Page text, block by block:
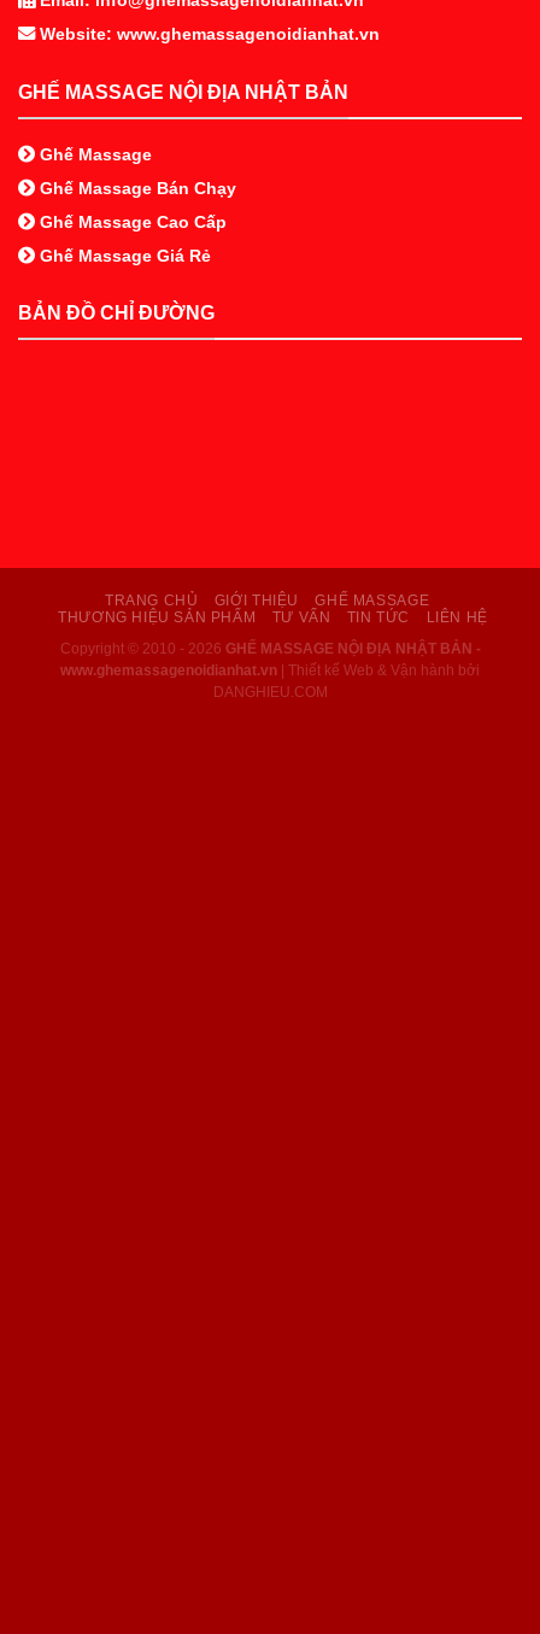
Website: www.ghemassagenoidianhat.vn
GHẾ MASSAGE NỘI ĐỊA NHẬT BẢN
Ghế Massage
Ghế Massage Bán Chạy
Ghế Massage Cao Cấp
Ghế Massage Giá Rẻ
BẢN ĐỒ CHỈ ĐƯỜNG
TRANG CHỦ GIỚI THIỆU
GHẾ MASSAGE
THƯƠNG HIỆU SẢN PHẨM
TƯ VẤN TIN TỨC LIÊN HỆ
Copyright © 2010 - 2026 GHẾ MASSAGE NỘI ĐỊA NHẬT BẢN -
www.ghemassagenoidianhat.vn | Thiết kế Web & Vận hành bởi
DANGHIEU.COM